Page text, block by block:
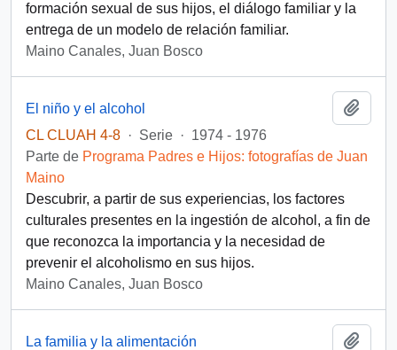
formación sexual de sus hijos, el diálogo familiar y la
entrega de un modelo de relación familiar.
Maino Canales, Juan Bosco
El niño y el alcohol
CL CLUAH 4-8 · Serie · 1974 - 1976
Parte de Programa Padres e Hijos: fotografías de Juan
Maino
Descubrir, a partir de sus experiencias, los factores
culturales presentes en la ingestión de alcohol, a fin de
que reconozca la importancia y la necesidad de
prevenir el alcoholismo en sus hijos.
Maino Canales, Juan Bosco
La familia y la alimentación